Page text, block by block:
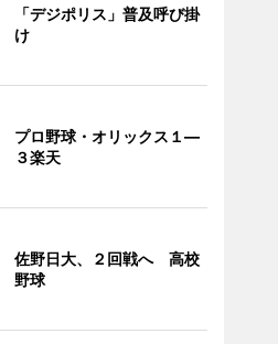
「デジポリス」普及呼び掛
け
プロ野球・オリックス１―
３楽天
佐野日大、２回戦へ 高校
野球